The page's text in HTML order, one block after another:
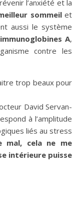
l’anxiété et la
sommeilet
aussi le système
A,
contre les
trop beaux pour
David Servan-
à l’amplitude
liés au stress
cela ne me
intérieure puisse